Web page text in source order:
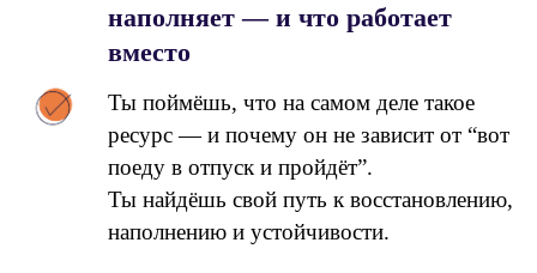
наполняет — и что работает
вместо
Ты поймёшь, что на самом деле такое
ресурс — и почему он не зависит от “вот
поеду в отпуск и пройдёт”.
Ты найдёшь свой путь к восстановлению,
наполнению и устойчивости.